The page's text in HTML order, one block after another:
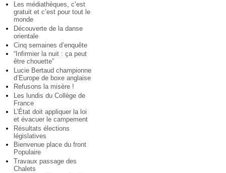
Les médiathèques, c’est
gratuit et c’est pour tout le
monde
Découverte de la danse
orientale
Cinq semaines d’enquête
“Infirmier la nuit : ça peut
être chouette”
Lucie Bertaud championne
d’Europe de boxe anglaise
Refusons la misère !
Les lundis du Collège de
France
L’État doit appliquer la loi
et évacuer le campement
Résultats élections
législatives
Bienvenue place du front
Populaire
Travaux passage des
Chalets